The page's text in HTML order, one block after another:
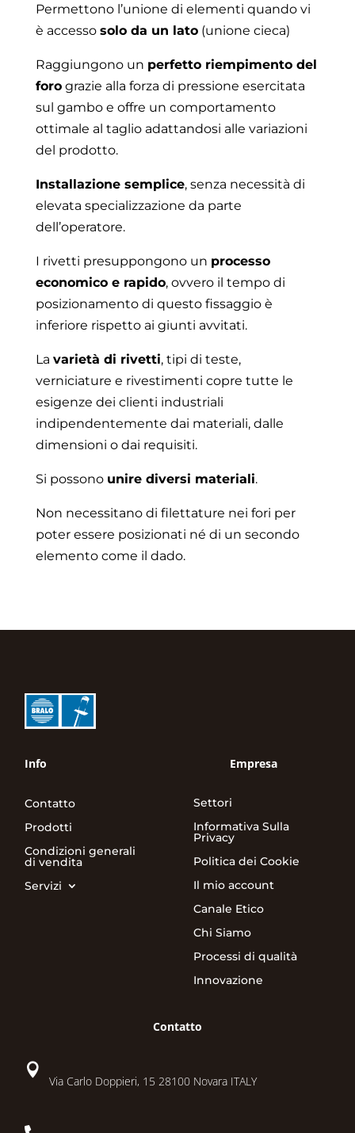
Permettono l’unione di elementi quando vi
è accesso solo da un lato(unione cieca)
Raggiungono un perfetto riempimento del
forograzie alla forza di pressione esercitata
sul gambo e offre un comportamento
ottimale al taglio adattandosi alle variazioni
del prodotto.
Installazione semplice, senza necessità di
elevata specializzazione da parte
dell’operatore.
I rivetti presuppongono un processo
economico e rapido, ovvero il tempo di
posizionamento di questo fissaggio è
inferiore rispetto ai giunti avvitati.
La varietà di rivetti, tipi di teste,
verniciature e rivestimenti copre tutte le
esigenze dei clienti industriali
indipendentemente dai materiali, dalle
dimensioni o dai requisiti.
Si possono unire diversi materiali.
Non necessitano di filettature nei fori per
poter essere posizionati né di un secondo
elemento come il dado.
Info
Contatto
Prodotti
Condizioni generali
di vendita
Servizi
Empresa
Settori
Informativa Sulla
Privacy
Politica dei Cookie
Il mio account
Canale Etico
Chi Siamo
Processi di qualità
Innovazione
Contatto

Via Carlo Doppieri, 15 28100 Novara ITALY